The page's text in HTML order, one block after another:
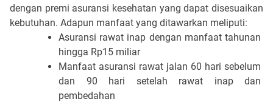
dengan premi asuransi kesehatan yang dapat disesuaikan
kebutuhan. Adapun manfaat yang ditawarkan meliputi:
Asuransi rawat inap dengan manfaat tahunan
hingga Rp15 miliar
Manfaat asuransi rawat jalan 60 hari sebelum
dan 90 hari setelah rawat inap dan
pembedahan